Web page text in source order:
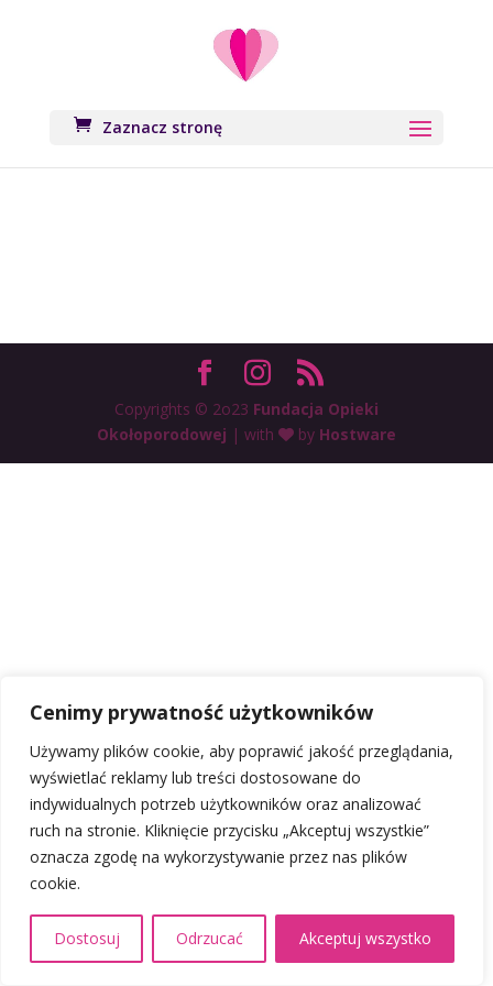
Cenimy prywatność użytkowników
Używamy plików cookie, aby poprawić jakość przeglądania,
wyświetlać reklamy lub treści dostosowane do
indywidualnych potrzeb użytkowników oraz analizować
ruch na stronie. Kliknięcie przycisku „Akceptuj wszystkie”
oznacza zgodę na wykorzystywanie przez nas plików
cookie.
Dostosuj Odrzucać Akceptuj wszystko
Zaznacz stronę
Copyrights © 2o23 Fundacja Opieki
Okołoporodowej | with by Hostware